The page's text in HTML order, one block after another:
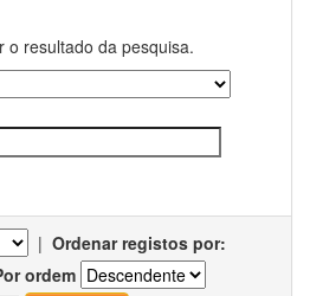
o resultado da pesquisa.
| Ordenar registos por:
ordem